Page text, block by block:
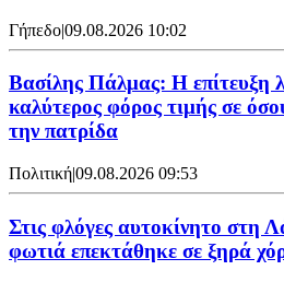
Γήπεδο|09.08.2026 10:02
Βασίλης Πάλμας: Η επίτευξη
καλύτερος φόρος τιμής σε
την πατρίδα
Πολιτική|09.08.2026 09:53
Στις φλόγες αυτοκίνητο στη
φωτιά επεκτάθηκε σε ξηρά